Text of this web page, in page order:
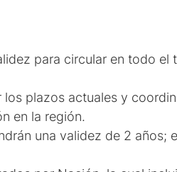
para circular en todo el
los plazos actuales y
en la región.
una validez de 2 años;